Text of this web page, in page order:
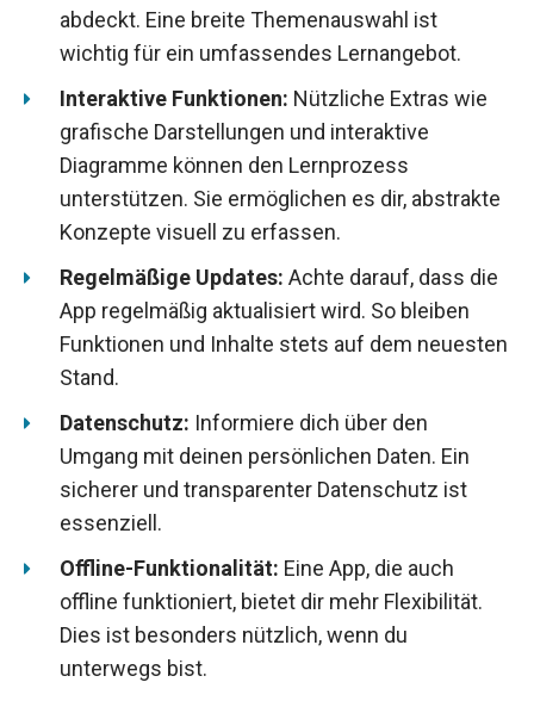
abdeckt. Eine breite Themenauswahl ist
wichtig für ein umfassendes Lernangebot.
Interaktive Funktionen: Nützliche Extras wie
grafische Darstellungen und interaktive
Diagramme können den Lernprozess
unterstützen. Sie ermöglichen es dir, abstrakte
Konzepte visuell zu erfassen.
Regelmäßige Updates: Achte darauf, dass die
App regelmäßig aktualisiert wird. So bleiben
Funktionen und Inhalte stets auf dem neuesten
Stand.
Datenschutz: Informiere dich über den
Umgang mit deinen persönlichen Daten. Ein
sicherer und transparenter Datenschutz ist
essenziell.
Offline-Funktionalität: Eine App, die auch
offline funktioniert, bietet dir mehr Flexibilität.
Dies ist besonders nützlich, wenn du
unterwegs bist.